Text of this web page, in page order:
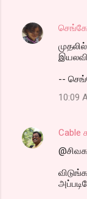
--
10:09
Cable